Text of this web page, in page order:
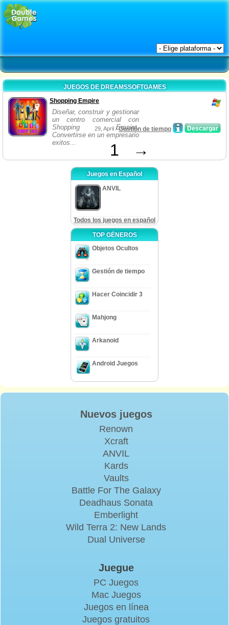
JUEGOS DE DREAMSSOFTGAMES
Shopping Empire
Diseñar, construir y gestionar
un centro comercial con
Shopping Empire.
Convertirse en un empresario
exitos...
Descargar
29, April /Gestión de tiempo
1 →
Juegos en Español
ANVIL
Todos los juegos en español
TOP GÉNEROS
Objetos Ocultos
Gestión de tiempo
Hacer Coincidir 3
Mahjong
Arkanoid
Android Juegos
Nuevos juegos
Renown
Xcraft
ANVIL
Kards
Vaults
Battle For The Galaxy
Deadhaus Sonata
Emberlight
Wild Terra 2: New Lands
Dual Universe
Juegue
PC Juegos
Mac Juegos
Juegos en línea
Juegos gratuitos